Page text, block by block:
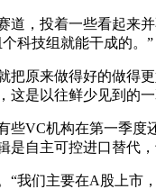
道，投着一些看起来
科技组就能干成的。”
把原来做得好的做得
这是以往鲜少见到的一
些VC机构在第一季
自主可控进口替代
“我们主要在A股上